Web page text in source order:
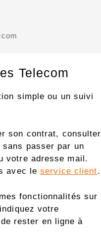
Telecom
simple ou un suivi
son contrat, consulter
passer par un
votre adresse mail.
avec leservice client.
fonctionnalités sur
votre
rester en ligne à